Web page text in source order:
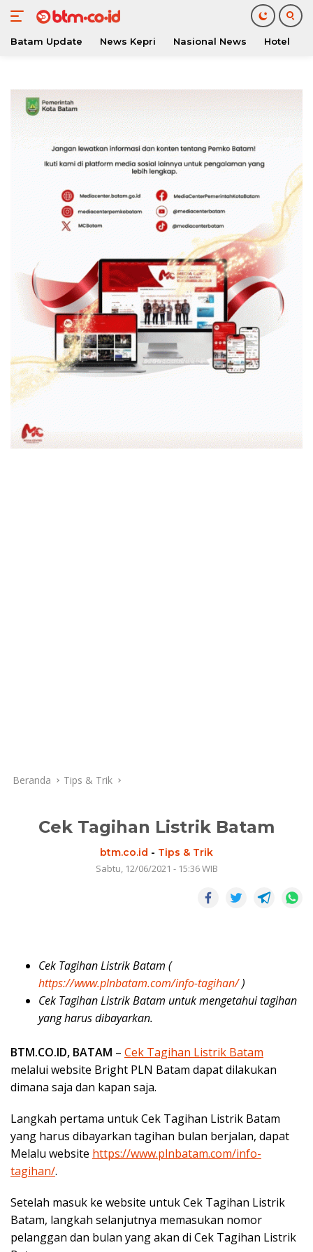
konten
Batam Update News Kepri Nasional News Hotel
Beranda Tips & Trik
Cek Tagihan Listrik Batam
btm.co.id - Tips & Trik
Sabtu, 12/06/2021 - 15:36 WIB
Cek Tagihan Listrik Batam (
https://www.plnbatam.com/info-tagihan/)
Cek Tagihan Listrik Batam untuk mengetahui tagihan
yang harus dibayarkan.
BTM.CO.ID, BATAM – Cek Tagihan Listrik Batam
melalui website Bright PLN Batam dapat dilakukan
dimana saja dan kapan saja.
Langkah pertama untuk Cek Tagihan Listrik Batam
yang harus dibayarkan tagihan bulan berjalan, dapat
Melalu website https://www.plnbatam.com/info-
tagihan/.
Setelah masuk ke website untuk Cek Tagihan Listrik
Batam, langkah selanjutnya memasukan nomor
pelanggan dan bulan yang akan di Cek Tagihan Listrik